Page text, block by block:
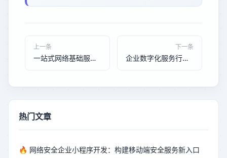
上一条
一站式网络基础服务选型指南：域名、主机、托管与推广策略
下一条
企业数字化服务行业趋势：AI优化与GEO成中小企业增长新引擎
热门文章
🔥 网络安全企业小程序开发：构建移动端安全服务新入口